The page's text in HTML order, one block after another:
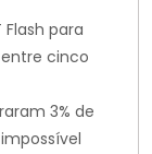
para
cinco
3% de